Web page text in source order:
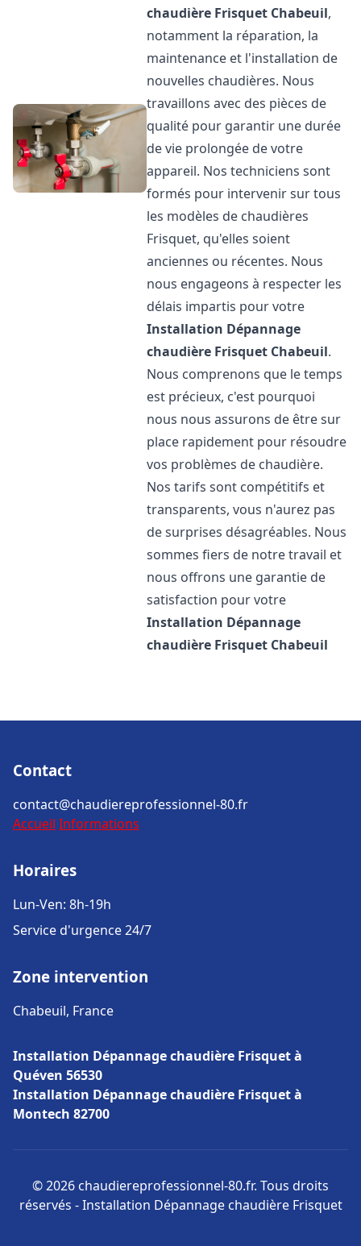
chaudière Frisquet Chabeuil,
notamment la réparation, la
maintenance et l'installation de
nouvelles chaudières. Nous
travaillons avec des pièces de
qualité pour garantir une durée
de vie prolongée de votre
appareil. Nos techniciens sont
formés pour intervenir sur tous
les modèles de chaudières
Frisquet, qu'elles soient
anciennes ou récentes. Nous
nous engageons à respecter les
délais impartis pour votre
Installation Dépannage
chaudière Frisquet Chabeuil.
Nous comprenons que le temps
est précieux, c'est pourquoi
nous nous assurons de être sur
place rapidement pour résoudre
vos problèmes de chaudière.
Nos tarifs sont compétitifs et
transparents, vous n'aurez pas
de surprises désagréables. Nous
sommes fiers de notre travail et
nous offrons une garantie de
satisfaction pour votre
Installation Dépannage
chaudière Frisquet Chabeuil
Contact
contact@chaudiereprofessionnel-80.fr
Accueil Informations
Horaires
Lun-Ven: 8h-19h
Service d'urgence 24/7
Zone intervention
Chabeuil, France
Installation Dépannage chaudière Frisquet à
Quéven 56530
Installation Dépannage chaudière Frisquet à
Montech 82700
© 2026 chaudiereprofessionnel-80.fr. Tous droits
réservés - Installation Dépannage chaudière Frisquet